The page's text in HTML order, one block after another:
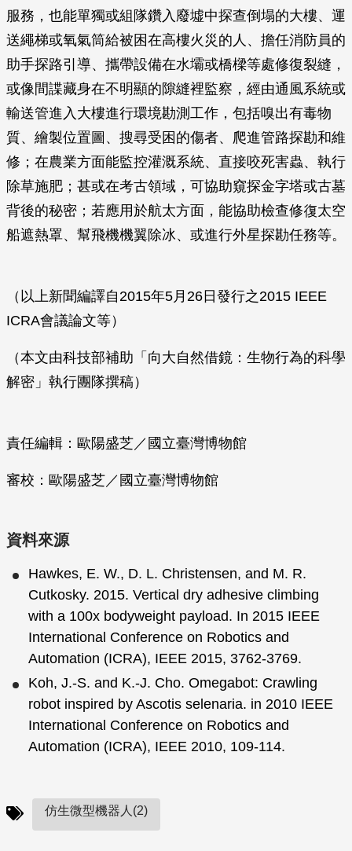
服務，也能單獨或組隊鑽入廢墟中探查倒塌的大樓、運
送繩梯或氧氣筒給被困在高樓火災的人、擔任消防員的
助手探路引導、攜帶設備在水壩或橋樑等處修復裂縫，
或像間諜藏身在不明顯的隙縫裡監察，經由通風系統或
輸送管進入大樓進行環境勘測工作，包括嗅出有毒物
質、繪製位置圖、搜尋受困的傷者、爬進管路探勘和維
修；在農業方面能監控灌溉系統、直接咬死害蟲、執行
除草施肥；甚或在考古領域，可協助窺探金字塔或古墓
背後的秘密；若應用於航太方面，能協助檢查修復太空
船遮熱罩、幫飛機機翼除冰、或進行外星探勘任務等。
（以上新聞編譯自2015年5月26日發行之2015 IEEE
ICRA會議論文等）
（本文由科技部補助「向大自然借鏡：生物行為的科學
解密」執行團隊撰稿）
責任編輯：歐陽盛芝／國立臺灣博物館
審校：歐陽盛芝／國立臺灣博物館
資料來源
Hawkes, E. W., D. L. Christensen, and M. R.
Cutkosky. 2015. Vertical dry adhesive climbing
with a 100x bodyweight payload. In 2015 IEEE
International Conference on Robotics and
Automation (ICRA), IEEE 2015, 3762-3769.
Koh, J.-S. and K.-J. Cho. Omegabot: Crawling
robot inspired by Ascotis selenaria. in 2010 IEEE
International Conference on Robotics and
Automation (ICRA), IEEE 2010, 109-114.
仿生微型機器人(2)